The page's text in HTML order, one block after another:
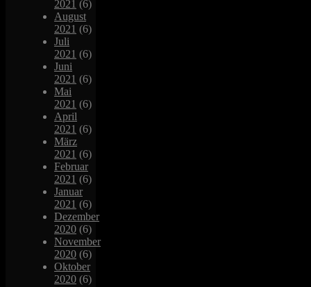
2021 (6)
August
2021 (6)
Juli
2021 (6)
Juni
2021 (6)
Mai
2021 (6)
April
2021 (6)
März
2021 (6)
Februar
2021 (6)
Januar
2021 (6)
Dezember
2020 (6)
November
2020 (6)
Oktober
2020 (6)